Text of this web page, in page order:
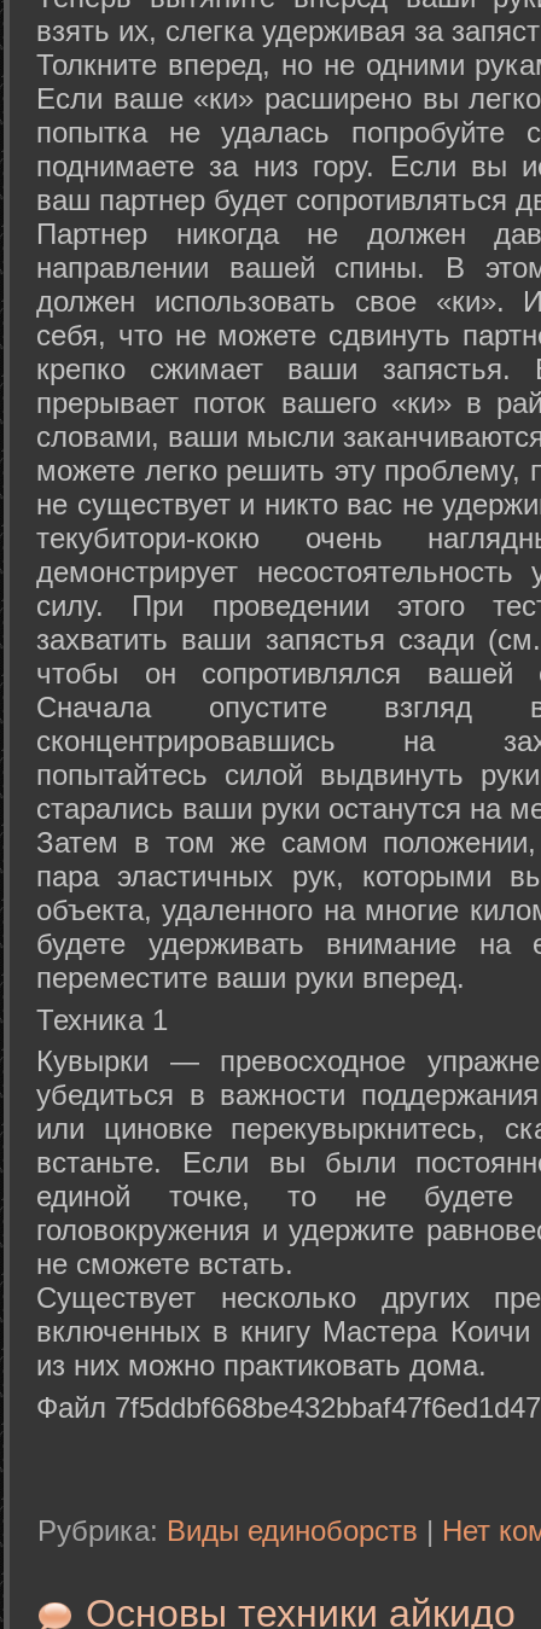
взять их, слегка удерживая за
Толкните вперед, но не одними
Если ваше «ки» расширено вы
попытка не удалась попробуйте
поднимаете за низ гору. Если вы
ваш партнер будет сопротивляться
Партнер никогда не должен
направлении вашей спины. В
должен использовать свое «ки».
себя, что не можете сдвинуть
крепко сжимает ваши запястья.
прерывает поток вашего «ки» в
словами, ваши мысли
можете легко решить эту проблему,
не существует и никто вас не
текубитори-кокю очень
демонстрирует
силу. При проведении этого
захватить ваши запястья сзади
чтобы он сопротивлялся вашей
Сначала опустите
сконцентрировавшись на
попытайтесь силой выдвинуть
старались ваши руки останутся на
Затем в том же самом положении,
пара эластичных рук, которыми
объекта, удаленного на многие
будете удерживать внимание на
переместите ваши руки вперед.
Техника 1
Кувырки — превосходное
убедиться в важности
или циновке перекувыркнитесь,
встаньте. Если вы были
единой точке, то не будете
головокружения и удержите
не сможете встать.
Существует несколько других
включенных в книгу Мастера
из них можно практиковать дома.
Файл
Рубрика: Виды единоборств | Нет
Основы техники айкидо